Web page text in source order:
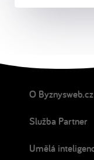
O Byznysweb.cz
Služba Partner
Umělá